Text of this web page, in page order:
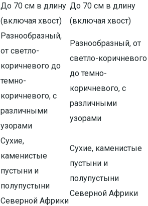
До 70 см в длину
(включая хвост)
До 70 см в длину
(включая хвост)
Разнообразный,
от светло-
коричневого до
темно-
коричневого, с
различными
узорами
Разнообразный, от
светло-коричневого
до темно-
коричневого, с
различными
узорами
Сухие,
каменистые
пустыни и
полупустыни
Северной Африки
Сухие, каменистые
пустыни и
полупустыни
Северной Африки